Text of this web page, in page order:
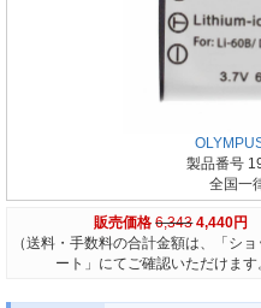
製品番号
全国一
販売価格 6,343 4,440円
（送料・手数料の合計金額は、「シ
ート」にてご確認いただけます